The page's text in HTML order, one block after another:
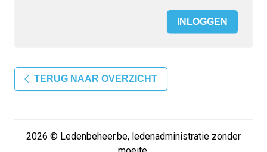
INLOGGEN
TERUG NAAR OVERZICHT
2026 © Ledenbeheer.be, ledenadministratie zonder